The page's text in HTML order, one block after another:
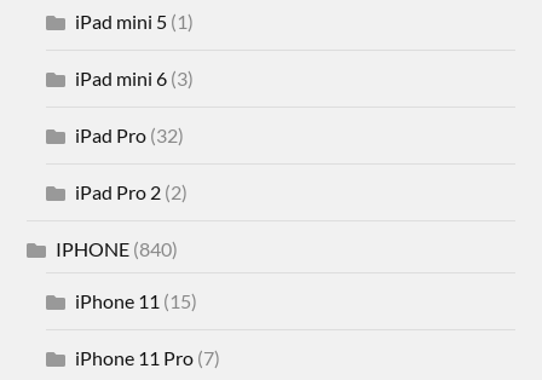
iPad mini 5 (1)
iPad mini 6 (3)
iPad Pro (32)
iPad Pro 2 (2)
IPHONE (840)
iPhone 11 (15)
iPhone 11 Pro (7)